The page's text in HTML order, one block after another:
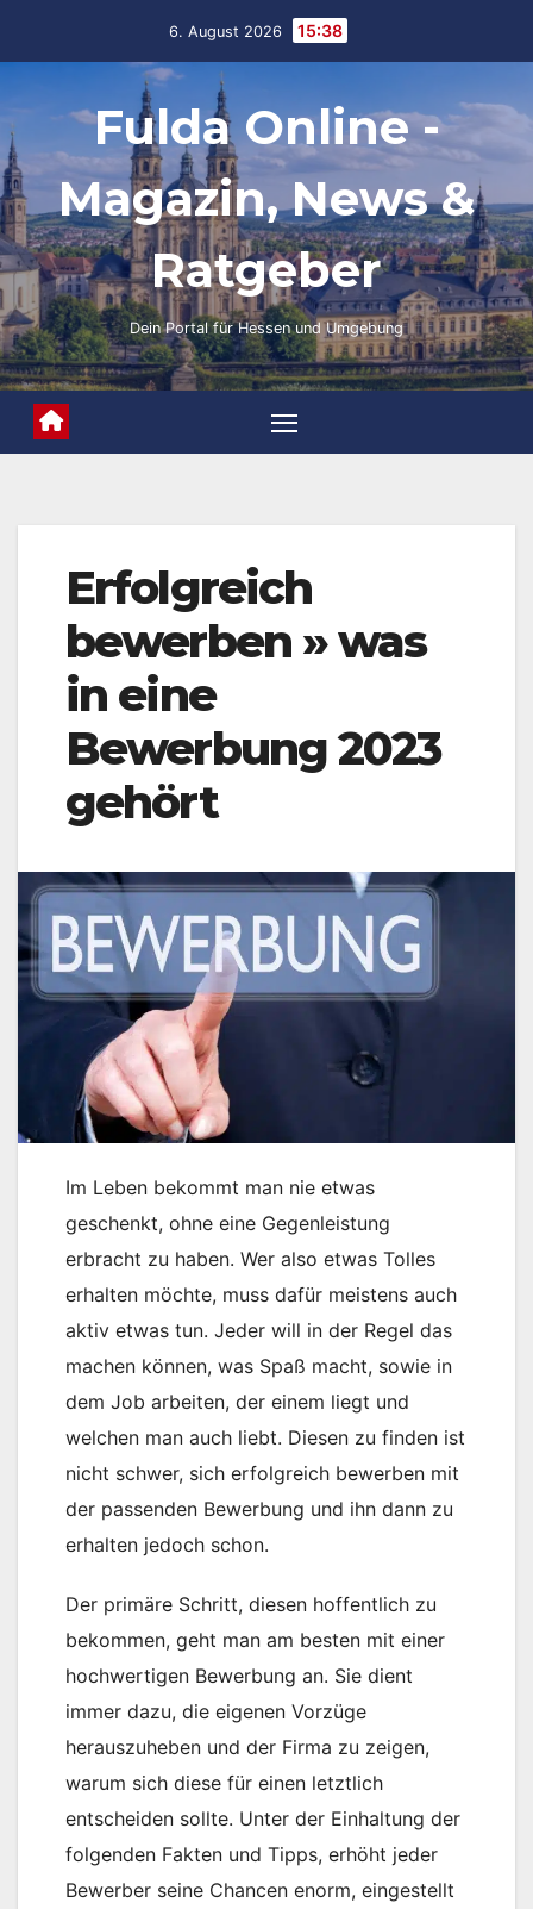
6. August 2026 15:38
Fulda Online -
Magazin, News &
Ratgeber
Dein Portal für Hessen und Umgebung
Erfolgreich
bewerben » was
in eine
Bewerbung 2023
gehört
Im Leben bekommt man nie etwas
geschenkt, ohne eine Gegenleistung
erbracht zu haben. Wer also etwas Tolles
erhalten möchte, muss dafür meistens auch
aktiv etwas tun. Jeder will in der Regel das
machen können, was Spaß macht, sowie in
dem Job arbeiten, der einem liegt und
welchen man auch liebt. Diesen zu finden ist
nicht schwer, sich erfolgreich bewerben mit
der passenden Bewerbung und ihn dann zu
erhalten jedoch schon.
Der primäre Schritt, diesen hoffentlich zu
bekommen, geht man am besten mit einer
hochwertigen Bewerbung an. Sie dient
immer dazu, die eigenen Vorzüge
herauszuheben und der Firma zu zeigen,
warum sich diese für einen letztlich
entscheiden sollte. Unter der Einhaltung der
folgenden Fakten und Tipps, erhöht jeder
Bewerber seine Chancen enorm, eingestellt